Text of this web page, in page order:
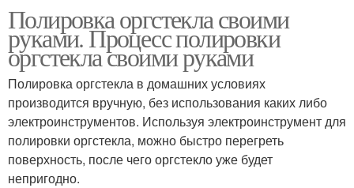
Полировка оргстекла своими
руками. Процесс полировки
оргстекла своими руками
Полировка оргстекла в домашних условиях
производится вручную, без использования каких либо
электроинструментов. Используя электроинструмент для
полировки оргстекла, можно быстро перегреть
поверхность, после чего оргстекло уже будет
непригодно.